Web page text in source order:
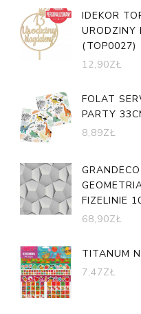
IDEKOR
URODZINY
(TOP0027)
12,90ZŁ
FOLAT
PARTY
8,89ZŁ
FIZELINIE
68,90ZŁ
TITANUM
7,47ZŁ